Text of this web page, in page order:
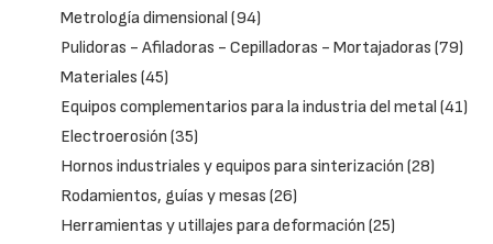
Metrología dimensional (94)
Pulidoras - Afiladoras - Cepilladoras - Mortajadoras (79)
Materiales (45)
Equipos complementarios para la industria del metal (41)
Electroerosión (35)
Hornos industriales y equipos para sinterización (28)
Rodamientos, guías y mesas (26)
Herramientas y utillajes para deformación (25)